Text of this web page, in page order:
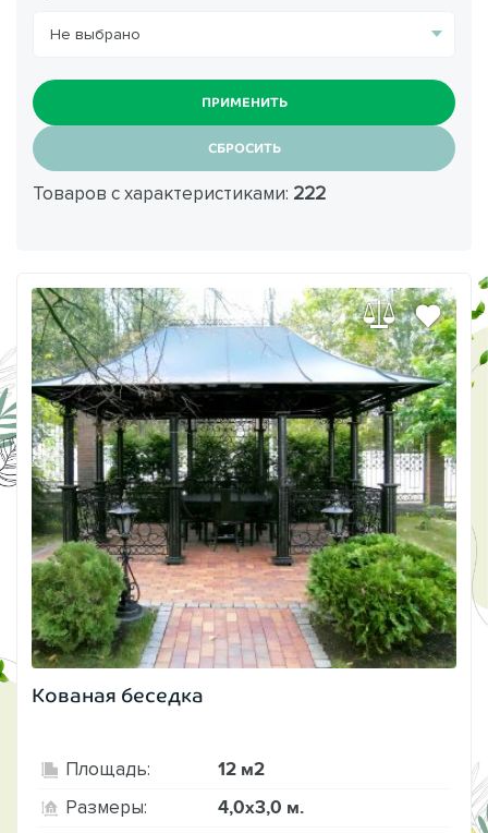
ПРИМЕНИТЬ
СБРОСИТЬ
Товаров с характеристиками: 222
Кованая беседка
Площадь: 12 м2
Размеры: 4,0х3,0 м.